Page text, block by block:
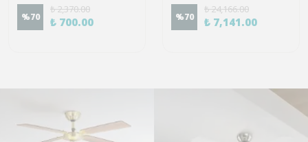
%70
₺ 2,370.00
₺ 700.00 %70
₺ 24,166.00
₺ 7,141.00